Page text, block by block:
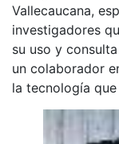
Vallecaucana,
investigadores
su uso y
un colaborador
la tecnología